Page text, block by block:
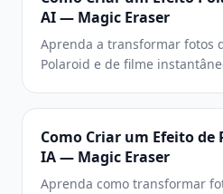
minúsculos modelos.
AI — Magic Eraser
Aprenda a transformar fotos
Polaroid e de filme
específicos de cada época.
Como Criar um Efeito de
IA — Magic Eraser
Aprenda como transformar